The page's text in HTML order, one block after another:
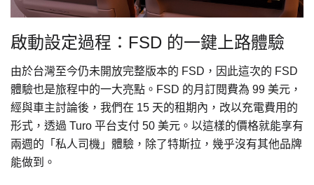
啟動設定過程：FSD 的一鍵上路體驗
由於台灣至今仍未開放完整版本的 FSD，因此這次的 FSD
體驗也是旅程中的一大亮點。FSD 的月訂閱費為 99 美元，
經與車主討論後，我們在 15 天的租期內，改以充電費用的
形式，透過 Turo 平台支付 50 美元。以這樣的價格就能享有
兩週的「私人司機」體驗，除了特斯拉，幾乎沒有其他品牌
能做到。